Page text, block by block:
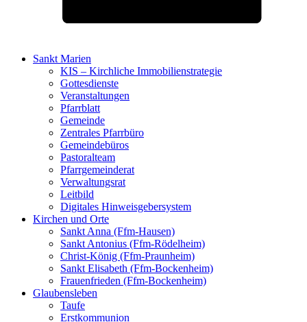
Sankt Marien
KIS – Kirchliche Immobilienstrategie
Gottesdienste
Veranstaltungen
Pfarrblatt
Gemeinde
Zentrales Pfarrbüro
Gemeindebüros
Pastoralteam
Pfarrgemeinderat
Verwaltungsrat
Leitbild
Digitales Hinweisgebersystem
Kirchen und Orte
Sankt Anna (Ffm-Hausen)
Sankt Antonius (Ffm-Rödelheim)
Christ-König (Ffm-Praunheim)
Sankt Elisabeth (Ffm-Bockenheim)
Frauenfrieden (Ffm-Bockenheim)
Glaubensleben
Taufe
Erstkommunion